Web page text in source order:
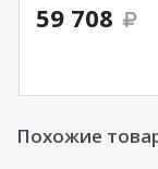
59 708
Похожие